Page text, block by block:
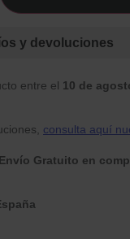
y devoluciones
entre el 10 de
consulta aquí
Envío Gratuito en